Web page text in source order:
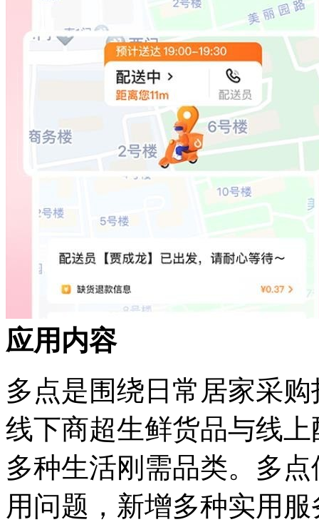
应用内容
多点是围绕日常居家采
线下商超生鲜货品与线
多种生活刚需品类。多
用问题，新增多种实用